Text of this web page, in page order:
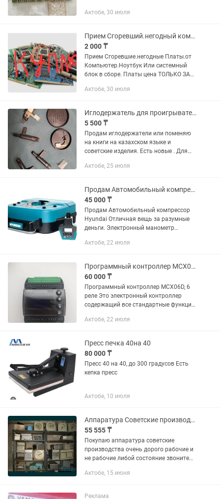
Актобе, 30 июля
Прием Сгоревший.негодный компьютер
2 000 ₸
Прием Сгоревшие.негодные Платы.от
Компьютер.Ноутбук Или системный
блок в сборе. Платы цена ТОЛЬКО ЗА
Актобе, 30 июля
Иглодержатель для проигрывателя
5 500 ₸
Продам иглодержатели или поменяю
на книги на казахском языке и
советские изделия. Есть новые . Для
Актобе, 25 июля
Продам Автомобильный компрессор Hyundai
45 000 ₸
Продам Автомобильный компрессор
Hyundai Отличная вещь за разумные
деньги. Электронный манометр
давление в шинах. После достижения
компрессор...
Актобе, 22 июля
Программный контроллер MCX06D
60 000 ₸
Программный контроллер MCX06D, 6
реле Это электронный контроллер
содержащий все стандартные функции
DIN: Программируемость;
CANbus...
Актобе, 22 июля
Пресс печка 40на 40
80 000 ₸
Пресс 40 на 40, до 300 градусов Есть
кепка пресс
Актобе, 10 июля
Аппаратура Советские производства.
55 555 ₸
Покупаю аппаратура советские
производства очень дорого рабочие и
не рабочие либой состояние звоните
Актобе, 15 июня
Реклама